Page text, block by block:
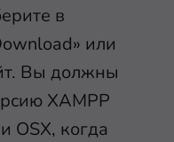
в
или
Вы должны
XAMPP
OSX, когда